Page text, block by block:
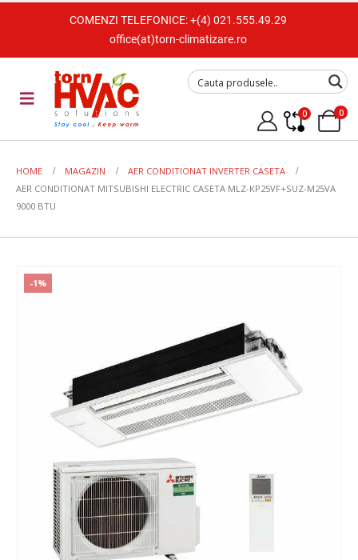
COMENZI TELEFONICE:+(4) 021.555.49.29
office(at)torn-climatizare.ro
0 0
HOME MAGAZIN
AER CONDITIONAT INVERTER CASETA
AER CONDITIONAT MITSUBISHI ELECTRIC CASETA MLZ-KP25VF+SUZ-M25VA
9000 BTU
-1%